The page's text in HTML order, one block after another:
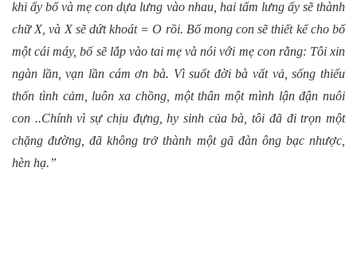
khi ấy bố và mẹ con dựa lưng vào nhau, hai tấm lưng ấy sẽ thành
chữ X, và X sẽ dứt khoát = O rồi. Bố mong con sẽ thiết kế cho bố
một cái máy, bố sẽ lắp vào tai mẹ và nói với mẹ con rằng: Tôi xin
ngàn lần, vạn lần cám ơn bà. Vì suốt đời bà vất vả, sống thiếu
thốn tình cảm, luôn xa chồng, một thân một mình lận đận nuôi
con ..Chính vì sự chịu đựng, hy sinh của bà, tôi đã đi trọn một
chặng đường, đã không trở thành một gã đàn ông bạc nhược,
hèn hạ.”